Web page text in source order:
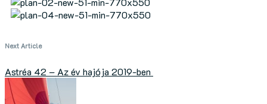
Next Article
Astréa 42 – Az év hajója 2019-ben